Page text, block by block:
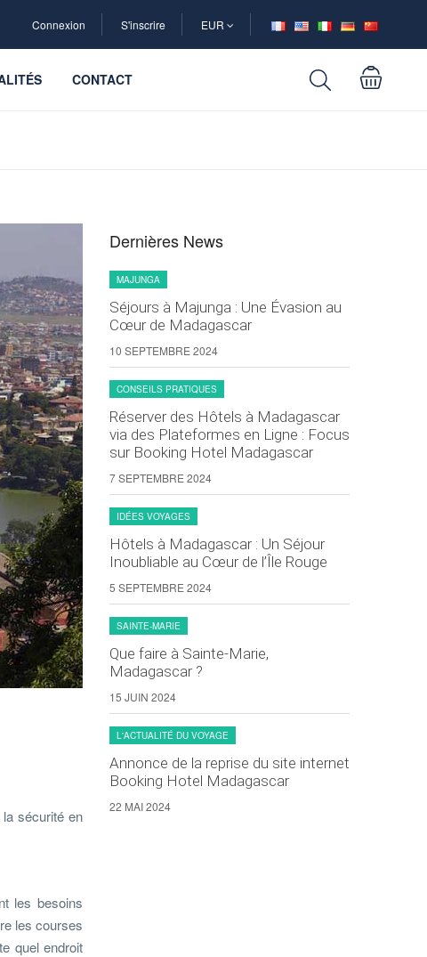
Connexion S'inscrire EUR
CONTACT
la sécurité en
les besoins
les courses
quel endroit
Dernières News
MAJUNGA
Séjours à Majunga : Une Évasion au
Cœur de Madagascar
10 SEPTEMBRE 2024
CONSEILS PRATIQUES
Réserver des Hôtels à Madagascar
via des Plateformes en Ligne : Focus
sur Booking Hotel Madagascar
7 SEPTEMBRE 2024
IDÉES VOYAGES
Hôtels à Madagascar : Un Séjour
Inoubliable au Cœur de l’Île Rouge
5 SEPTEMBRE 2024
SAINTE-MARIE
Que faire à Sainte-Marie,
Madagascar ?
15 JUIN 2024
L'ACTUALITÉ DU VOYAGE
Annonce de la reprise du site internet
Booking Hotel Madagascar
22 MAI 2024